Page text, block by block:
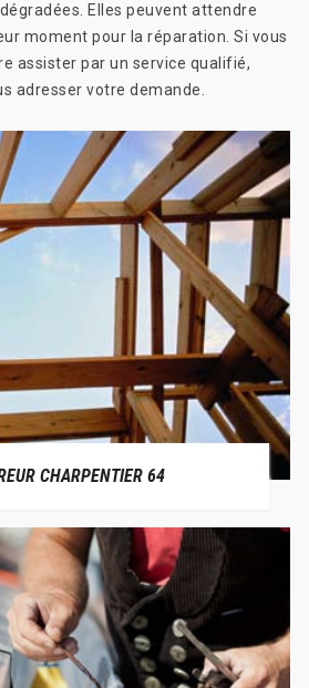
Elles peuvent attendre
moment pour la réparation. Si vous
assister par un service qualifié,
adresser votre demande.
CHARPENTIER 64